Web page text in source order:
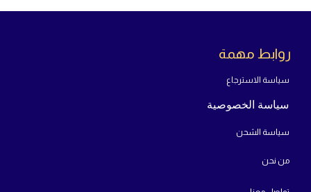
سياسة الخصوصية